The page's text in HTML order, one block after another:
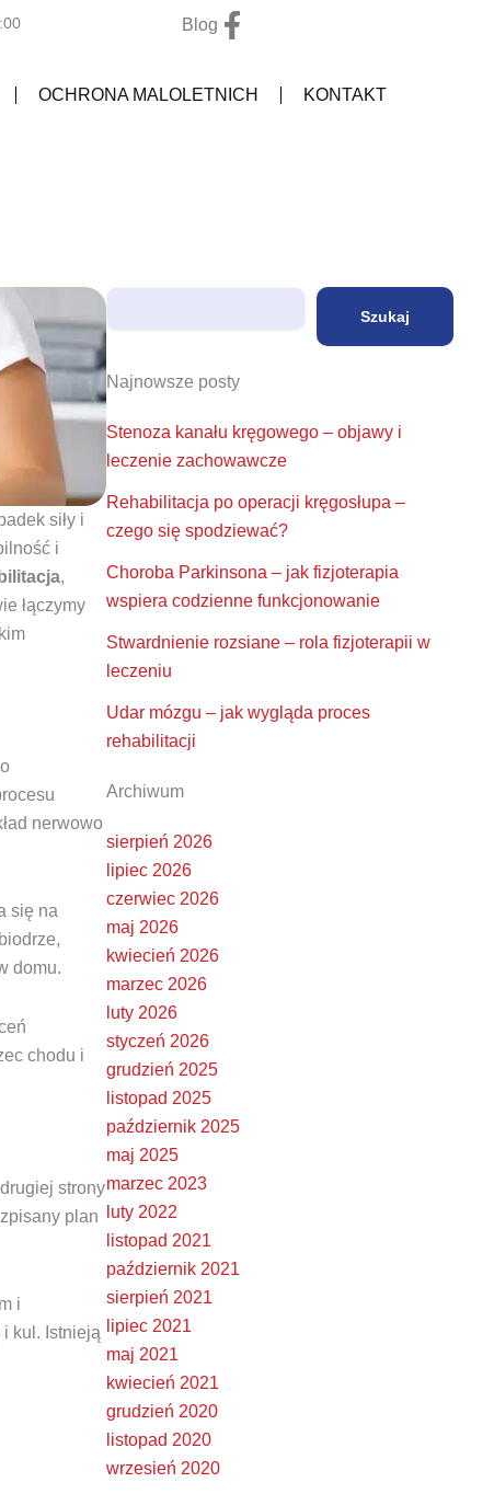
Blog
F
c
e
f
OCHRONA MALOLETNICH KONTAKT
siły i
i
,
łączymy
nerwowo
się na
domu.
chodu i
strony
plan
i
kul. Istnieją
Szukaj
Szukaj
Najnowsze posty
Stenoza kanału kręgowego – objawy i
leczenie zachowawcze
Rehabilitacja po operacji kręgosłupa –
czego się spodziewać?
Choroba Parkinsona – jak fizjoterapia
wspiera codzienne funkcjonowanie
Stwardnienie rozsiane – rola fizjoterapii w
leczeniu
Udar mózgu – jak wygląda proces
rehabilitacji
Archiwum
sierpień 2026
lipiec 2026
czerwiec 2026
maj 2026
kwiecień 2026
marzec 2026
luty 2026
styczeń 2026
grudzień 2025
listopad 2025
październik 2025
maj 2025
marzec 2023
luty 2022
listopad 2021
październik 2021
sierpień 2021
lipiec 2021
maj 2021
kwiecień 2021
grudzień 2020
listopad 2020
wrzesień 2020